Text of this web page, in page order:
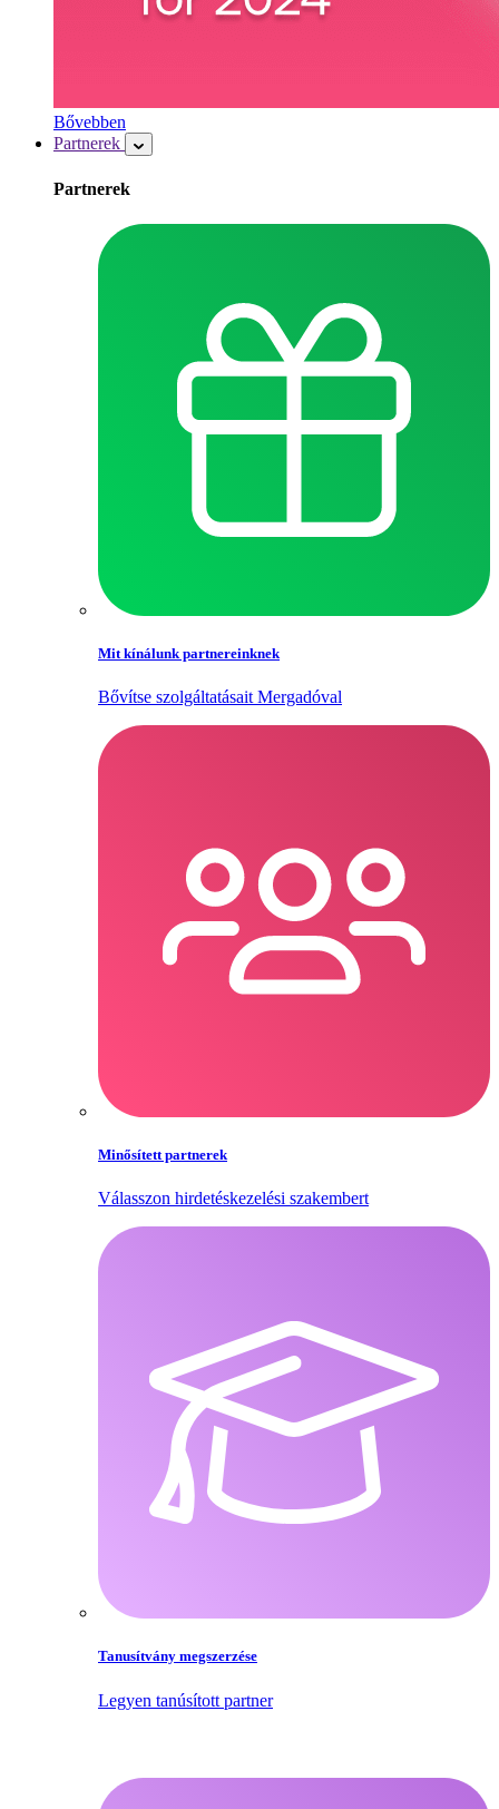
Bővebben
Partnerek
Partnerek
Mit kínálunk partnereinknek
Bővítse szolgáltatásait Mergadóval
Minősített partnerek
Válasszon hirdetéskezelési szakembert
Tanusítvány megszerzése
Legyen tanúsított partner